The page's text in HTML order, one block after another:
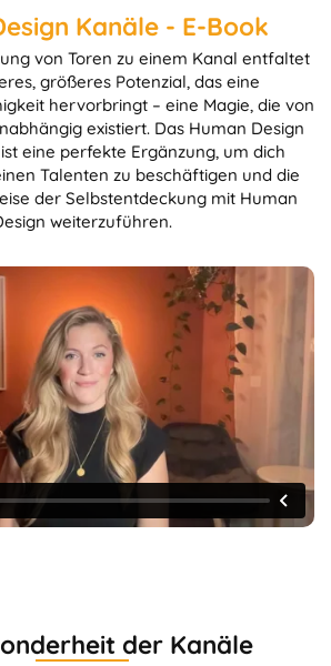
Kanäle - E-Book
von Toren zu einem Kanal entfaltet
größeres Potenzial, das eine
hervorbringt – eine Magie, die von
existiert. Das Human Design
eine perfekte Ergänzung, um dich
Talenten zu beschäftigen und die
der Selbstentdeckung mit Human
weiterzuführen.
der Kanäle